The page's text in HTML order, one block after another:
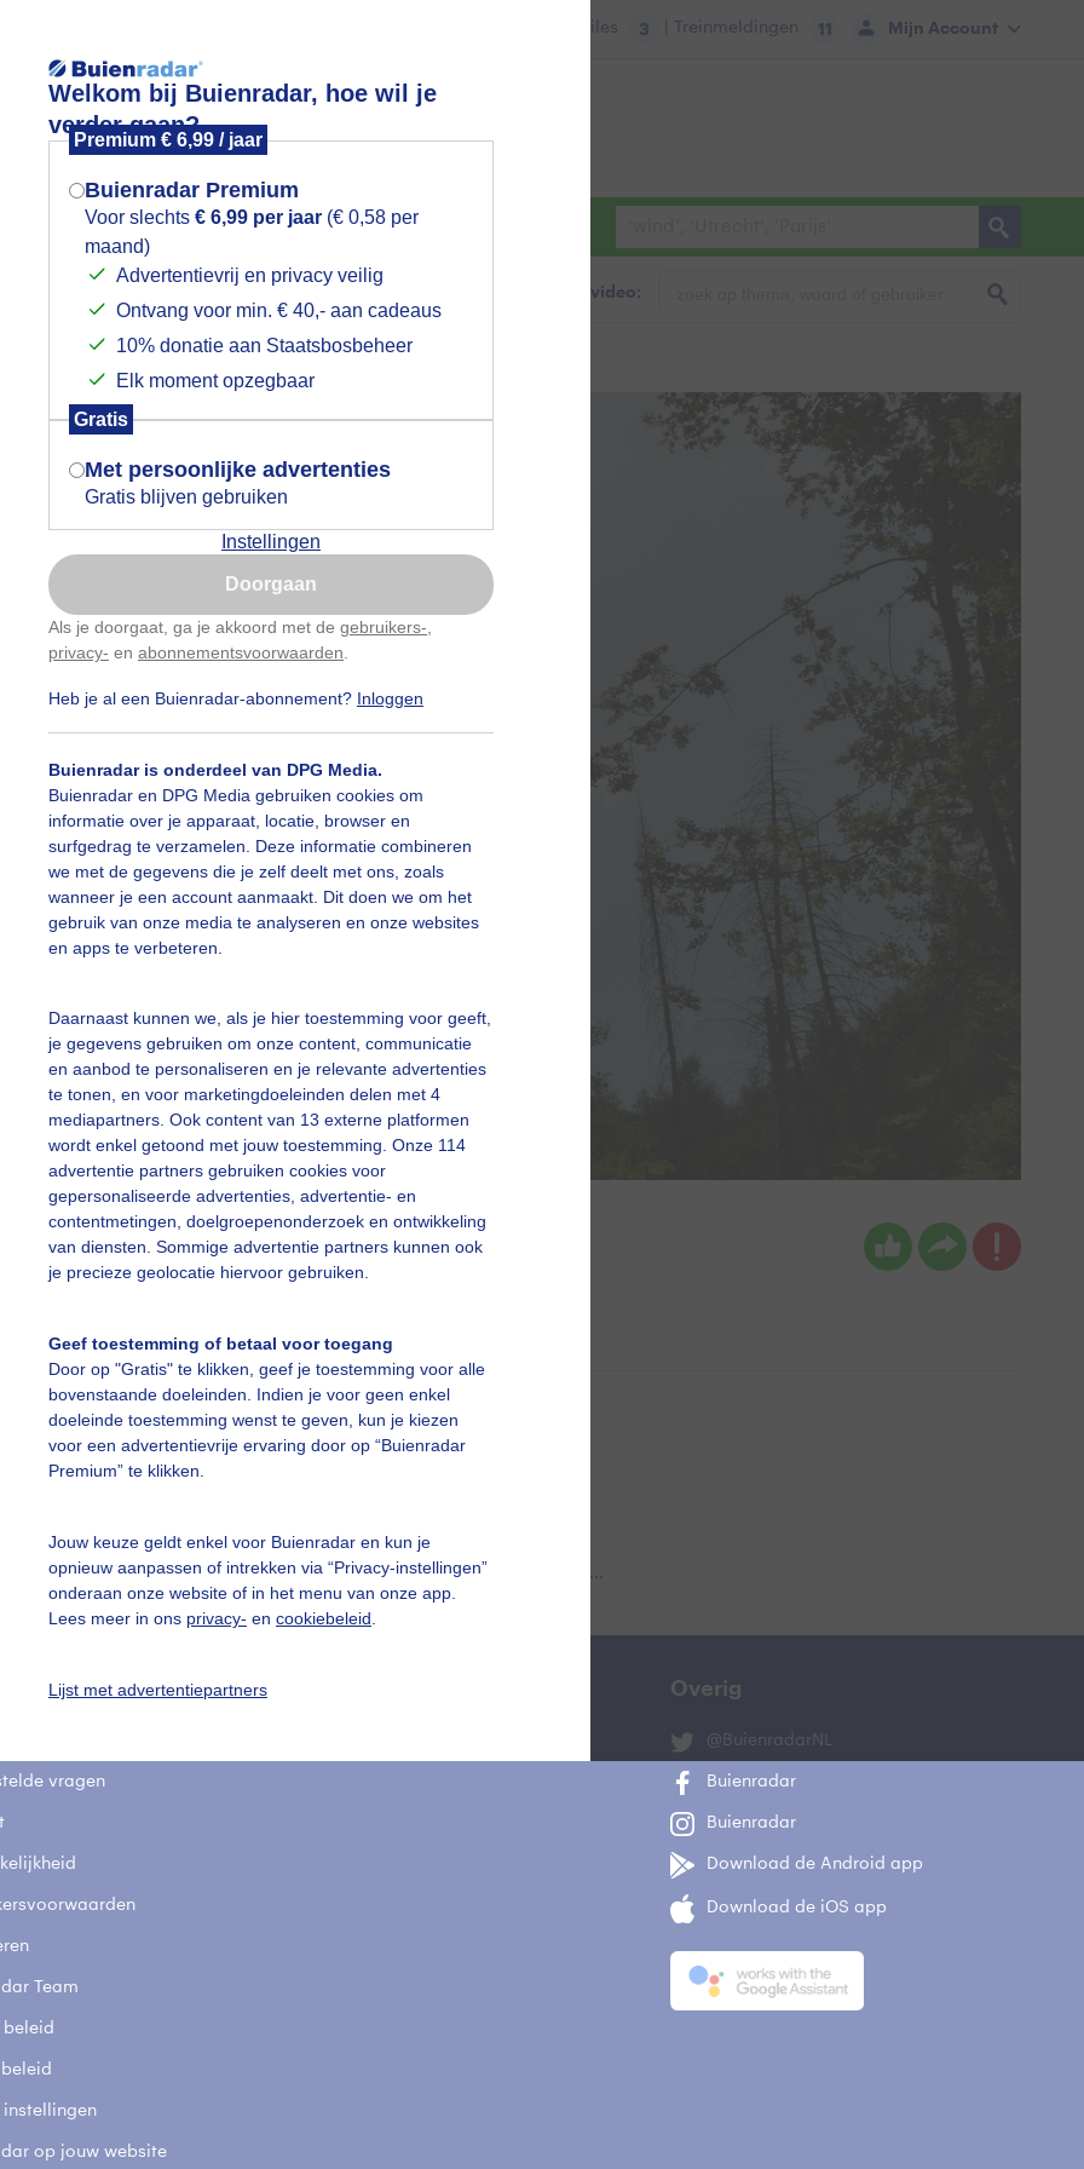
Welkom bij Buienradar, hoe wil je
verder gaan?
Premium € 6,99 / jaar
Buienradar Premium
Voor slechts € 6,99 per jaar (€ 0,58 per
maand)
Advertentievrij en privacy veilig
Ontvang voor min. € 40,- aan cadeaus
10% donatie aan Staatsbosbeheer
Elk moment opzegbaar
Gratis
Met persoonlijke advertenties
Gratis blijven gebruiken
Instellingen
Doorgaan
Als je doorgaat, ga je akkoord met de gebruikers-
privacy- en abonnementsvoorwaarden
Heb je al een Buienradar-abonnement? Inloggen
Buienradar is onderdeel van DPG Media.
Buienradar en DPG Media gebruiken cookies om
informatie over je apparaat, locatie, browser en
surfgedrag te verzamelen. Deze informatie combineren
we met de gegevens die je zelf deelt met ons, zoals
wanneer je een account aanmaakt. Dit doen we om het
gebruik van onze media te analyseren en onze websites
en apps te verbeteren.
Daarnaast kunnen we, als je hier toestemming voor geeft,
je gegevens gebruiken om onze content, communicatie
en aanbod te personaliseren en je relevante advertenties
te tonen, en voor marketingdoeleinden delen met 4
mediapartners. Ook content van 13 externe platformen
wordt enkel getoond met jouw toestemming. Onze 114
advertentie partners gebruiken cookies voor
gepersonaliseerde advertenties, advertentie- en
contentmetingen, doelgroepenonderzoek en ontwikkeling
van diensten. Sommige advertentie partners kunnen ook
je precieze geolocatie hiervoor gebruiken.
Geef toestemming of betaal voor toegang
Door op "Gratis" te klikken, geef je toestemming voor alle
bovenstaande doeleinden. Indien je voor geen enkel
doeleinde toestemming wenst te geven, kun je kiezen
voor een advertentievrije ervaring door op “Buienradar
Premium” te klikken.
Jouw keuze geldt enkel voor Buienradar en kun je
opnieuw aanpassen of intrekken via “Privacy-instellingen”
onderaan onze website of in het menu van onze app.
Lees meer in ons privacy- en cookiebeleid
Lijst met advertentiepartners
Mijn Account
Files 3 | Treinmeldingen 11
Foto en video Weerzine
Zoeken in foto & video:
warm, het is stil op straat
Marij Bouwers Gemaakt: 22-06-2025, 64x bekeken
slideshow
Een moment geduld aub...
vragen
Team
beleid
instellingen
op jouw website
Overig
@BuienradarNL
Buienradar
Buienradar
Download de Android app
Download de iOS app
Mogen we je locatie gebruiken voor
het weer?
Indien je hier nog geen akkoord op hebt
gegeven, verschijnt er zo een pop-up uit
je browser waarin deze toestemming
gevraagd wordt.
Is goed, toon de popup
Nu niet, misschien later
Gebruik je Safari en wil je niet elke dag deze pop-up
Klikhierom dit aan te passen